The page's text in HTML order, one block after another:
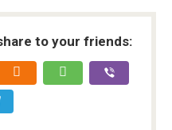
to your friends: